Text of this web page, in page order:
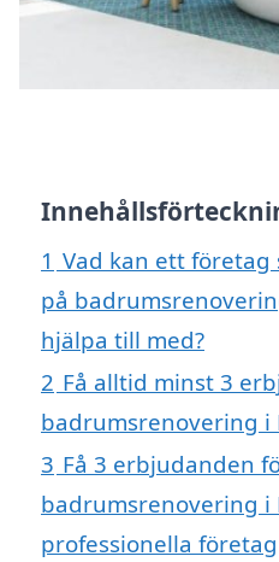
1 Vad kan ett företag
på
hjälpa till med?
2 Få alltid minst 3
badrumsrenovering i
3 Få 3 erbjudanden
badrumsrenovering i
professionella företag